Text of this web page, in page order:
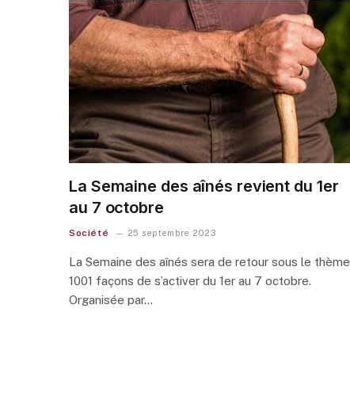
La Semaine des aînés revient du 1er
au 7 octobre
Société 25 septembre 2023
La Semaine des aînés sera de retour sous le thème
1001 façons de s’activer du 1er au 7 octobre.
Organisée par…